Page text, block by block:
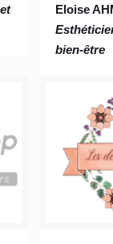
Eloise
bien-être